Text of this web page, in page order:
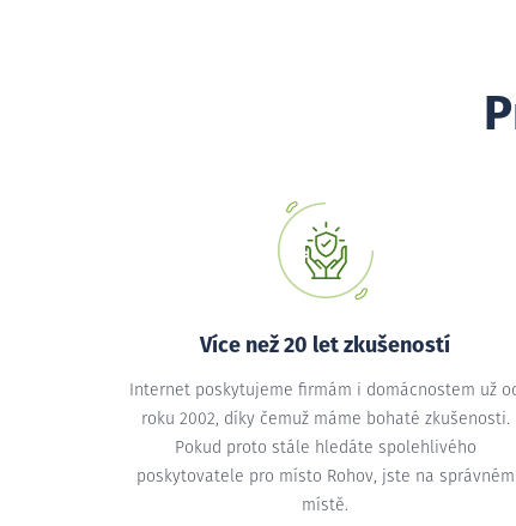
Více než 20 let zkušeností
Internet poskytujeme firmám i domácnostem už
roku 2002, díky čemuž máme bohaté zkušenosti.
Pokud proto stále hledáte spolehlivého
poskytovatele pro místo Rohov, jste na správném
místě.